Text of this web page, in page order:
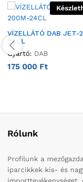
VÍZELLÁTÓ DAB JET-
24CL
Gyártó: DAB
175 000 Ft
Rólunk
Profilunk a
iparcikkek kis- és